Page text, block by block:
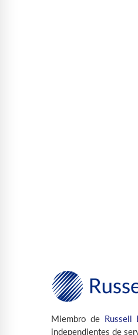
Miembro de Russell
independientes de